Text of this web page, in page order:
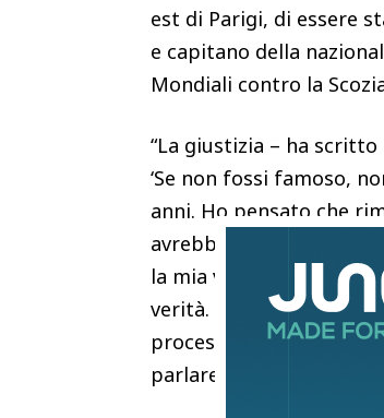
est di Parigi, di essere
e capitano della
Mondiali contro la
“La giustizia – ha
‘Se non fossi famoso,
anni. Ho pensato che
avrebbe permesso che
la mia viene
verità. A volte ho la
processo dal primo
parlare”.